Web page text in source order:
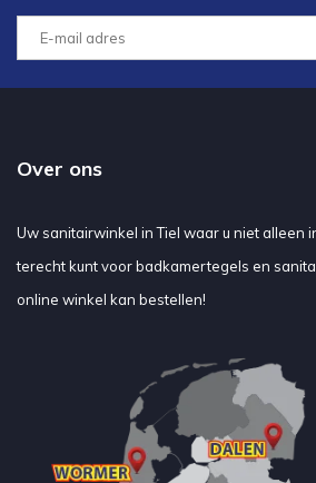
Over ons
Uw sanitairwinkel in Tiel waar u niet alleen
terecht kunt voor badkamertegels en
online winkel kan bestellen!